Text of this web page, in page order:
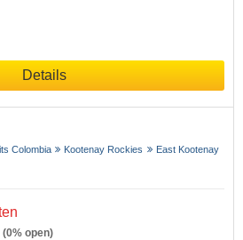
Details
Colombia Kootenay Rockies East Kootenay
(0% open)